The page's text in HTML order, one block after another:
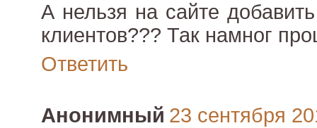
А нельзя на сайте
клиентов??? Так намног
Ответить
Анонимный 23 сентября